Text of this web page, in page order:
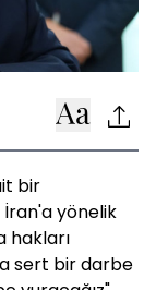
bir
yönelik
hakları
sert bir darbe